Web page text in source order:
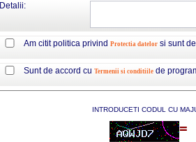
Detalii:
Am citit politica privind Protectia datelor si sunt
Sunt de accord cu Termenii si conditiile de
INTRODUCETI CODUL CU
=